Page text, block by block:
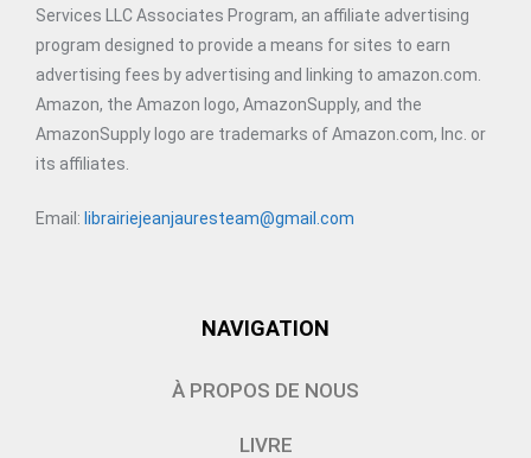
Services LLC Associates Program, an affiliate advertising
program designed to provide a means for sites to earn
advertising fees by advertising and linking to amazon.com.
Amazon, the Amazon logo, AmazonSupply, and the
AmazonSupply logo are trademarks of Amazon.com, Inc. or
its affiliates.
Email: librairiejeanjauresteam@gmail.com
NAVIGATION
À PROPOS DE NOUS
LIVRE